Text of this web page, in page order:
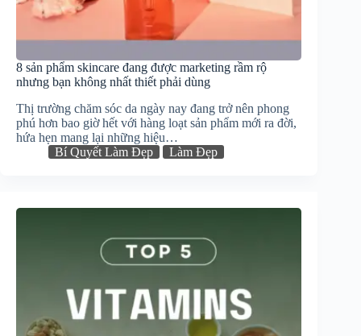
8 sản phẩm skincare đang được marketing rầm rộ
nhưng bạn không nhất thiết phải dùng
Thị trường chăm sóc da ngày nay đang trở nên phong
phú hơn bao giờ hết với hàng loạt sản phẩm mới ra đời,
hứa hẹn mang lại những hiệu…
Bí Quyết Làm Đẹp
Làm Đẹp